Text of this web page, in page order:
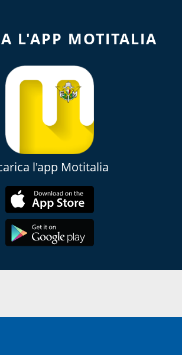
L'APP MOTITALIA
l'app Motitalia